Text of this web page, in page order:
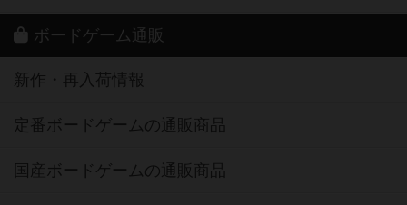
ボードゲーム通販
新作・再入荷情報
定番ボードゲームの通販商品
国産ボードゲームの通販商品